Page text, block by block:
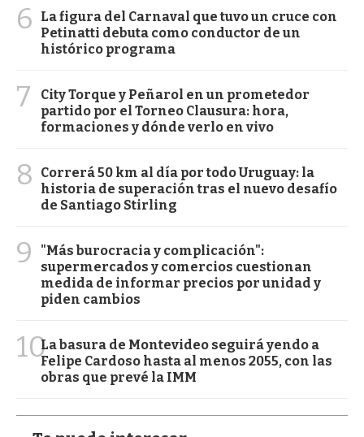
6
La figura del Carnaval que tuvo un cruce con
Petinatti debuta como conductor de un
histórico programa
7
City Torque y Peñarol en un prometedor
partido por el Torneo Clausura: hora,
formaciones y dónde verlo en vivo
8
Correrá 50 km al día por todo Uruguay: la
historia de superación tras el nuevo desafío
de Santiago Stirling
9
"Más burocracia y complicación":
supermercados y comercios cuestionan
medida de informar precios por unidad y
piden cambios
10La basura de Montevideo seguirá yendo a
Felipe Cardoso hasta al menos 2055, con las
obras que prevé la IMM